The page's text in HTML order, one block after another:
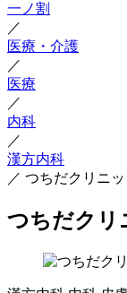
一ノ割
／
医療・介護
／
医療
／
内科
／
漢方内科
／ つちだクリニッ
つちだクリ